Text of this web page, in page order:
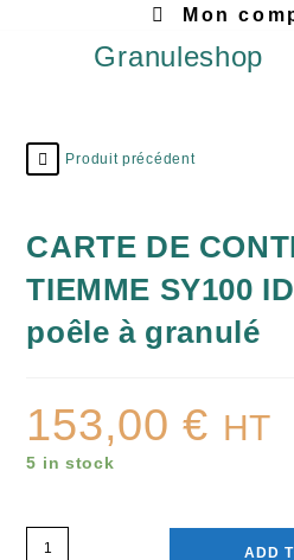
Mon
Granuleshop
Produit précédent
CARTE DE
TIEMME SY100
poêle à granulé
153,00€ HT
5 in stock
ADD